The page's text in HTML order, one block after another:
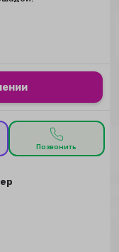
Позвонить